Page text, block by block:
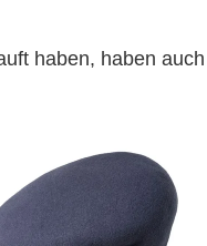
haben, haben auch